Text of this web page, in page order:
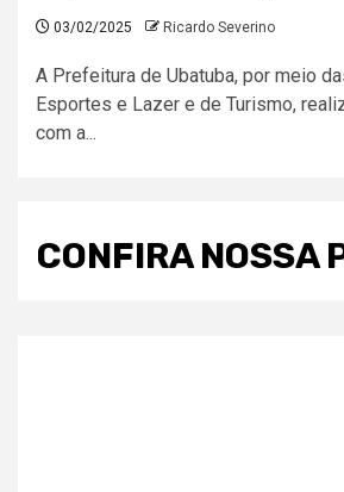
03/02/2025 Ricardo Severino
A Prefeitura de Ubatuba, por meio
Esportes e Lazer e de Turismo,
com a...
CONFIRA NOSSA